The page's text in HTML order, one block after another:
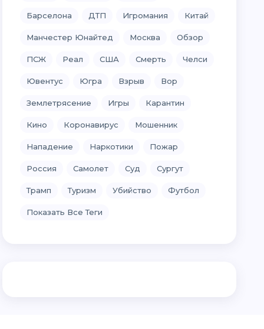
Барселона ДТП Игромания Китай
Манчестер Юнайтед Москва Обзор
ПСЖ Реал США Смерть Челси
Ювентус Югра Взрыв Вор
Землетрясение Игры Карантин
Кино Коронавирус Мошенник
Нападение Наркотики Пожар
Россия Самолет Суд Сургут
Трамп Туризм Убийство Футбол
Показать Все Теги